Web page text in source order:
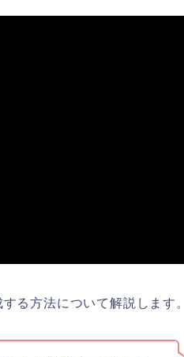
る方法について解説します。